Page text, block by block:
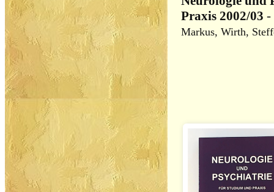
Praxis 2002/03 -
Markus, Wirth,